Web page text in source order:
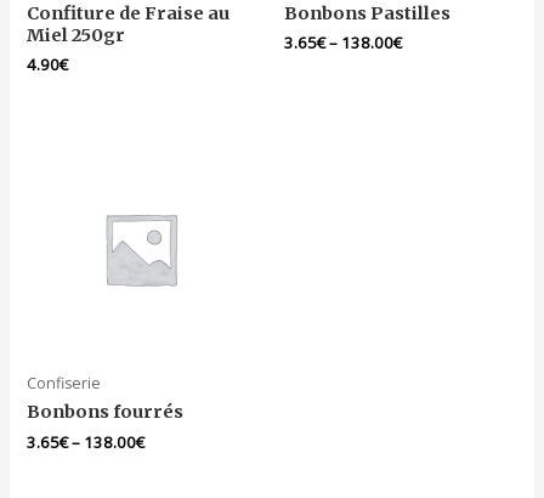
Confiture de Fraise au
Miel 250gr
4.90€
Bonbons Pastilles
3.65€– 138.00€
Confiserie
Bonbons fourrés
3.65€– 138.00€